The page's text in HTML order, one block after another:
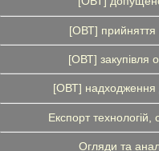
[ОВТ] прийняття
[ОВТ] закупівля
[ОВТ] надходження
Експорт технологій,
Огляди та